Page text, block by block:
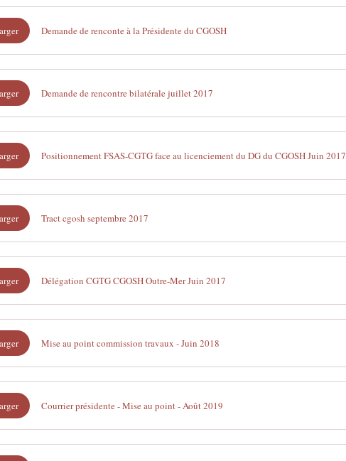
Demande de renconte à la Présidente du CGOSH
Demande de rencontre bilatérale juillet 2017
Positionnement FSAS-CGTG face au licenciement du DG du CGOSH Juin 2017
Tract cgosh septembre 2017
Délégation CGTG CGOSH Outre-Mer Juin 2017
Mise au point commission travaux - Juin 2018
Courrier présidente - Mise au point - Août 2019